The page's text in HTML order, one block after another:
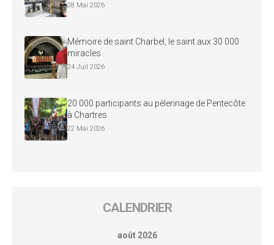
28 Mai 2026
Mémoire de saint Charbel, le saint aux 30 000
miracles
24 Juil 2026
20 000 participants au pèlerinage de Pentecôte
à Chartres
22 Mai 2026
CALENDRIER
août 2026